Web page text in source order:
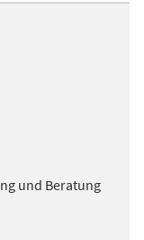
und Beratung